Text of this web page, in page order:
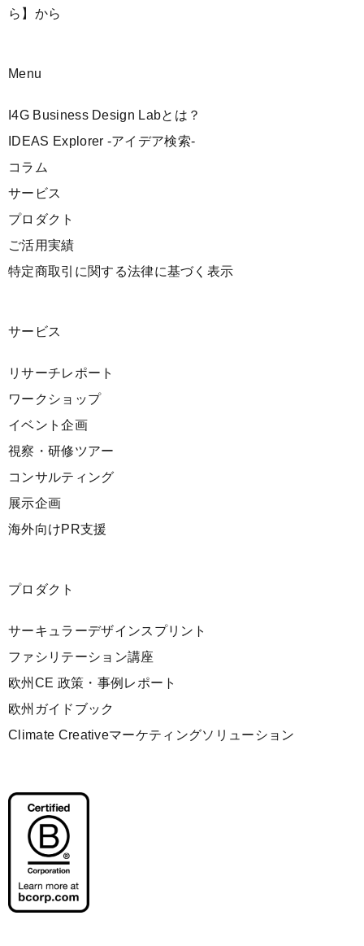
ら】 から
Menu
I4G Business Design Labとは？
IDEAS Explorer -アイデア検索-
コラム
サービス
プロダクト
ご活用実績
特定商取引に関する法律に基づく表示
サービス
リサーチレポート
ワークショップ
イベント企画
視察・研修ツアー
コンサルティング
展示企画
海外向けPR支援
プロダクト
サーキュラーデザインスプリント
ファシリテーション講座
欧州CE 政策・事例レポート
欧州ガイドブック
Climate Creativeマーケティングソリューション